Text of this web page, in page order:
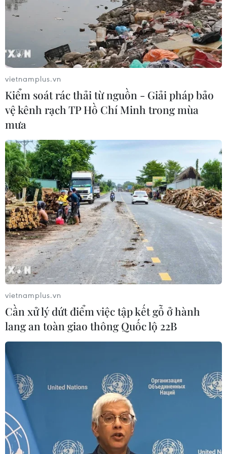
Hàn Quốc họp thảo luận phương án gia
tăng áp lực với Triều Tiên
08/06/2022 08:29
Phó Chánh Văn phòng an ninh quốc gia Hàn Quốc
tuyên bố chính phủ nước này sẽ tìm kiếm phương án
hiệu quả để đối phó với việc thử tên lửa và hạt nhân
của Triều Tiên.
Chuyên gia Hàn Quốc: Triều Tiên tiêu tốn
vietnamplus.vn
Kiểm soát rác thải từ nguồn - Giải pháp bảo
vệ kênh rạch TP Hồ Chí Minh trong mùa
mưa
vietnamplus.vn
Cần xử lý dứt điểm việc tập kết gỗ ở hành
lang an toàn giao thông Quốc lộ 22B